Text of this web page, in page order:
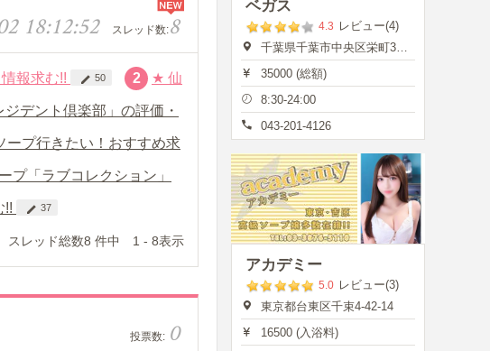
18:12:52 スレッド数:8
報求む!! 50 2 ★ 仙
デント倶楽部」の評価・
ープ行きたい！おすすめ求
プ「ラブコレクション」
!! 37
スレッド総数8 件中 1 - 8表示
投票数: 0
ベガス
4.3 レビュー(4)
千葉県千葉市中央区栄町35-7
35000 (総額)
8:30-24:00
043-201-4126
アカデミー
5.0 レビュー(3)
東京都台東区千束4-42-14
16500 (入浴料)